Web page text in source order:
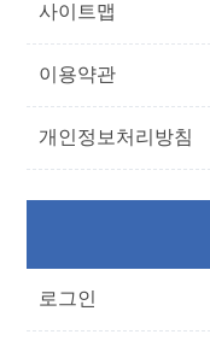
사이트맵
이용약관
개인정보처리방침
로그인